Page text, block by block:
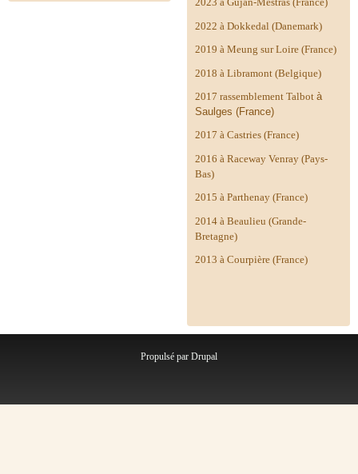
2022 à Dokkedal (Danemark)
2019 à Meung sur Loire (France)
2018 à Libramont (Belgique)
2017 rassemblement Talbot à
Saulges (France)
2017 à Castries (France)
2016 à Raceway Venray (Pays-
Bas)
2015 à Parthenay (France)
2014 à Beaulieu (Grande-
Bretagne)
2013 à Courpière (France)
Propulsé par Drupal